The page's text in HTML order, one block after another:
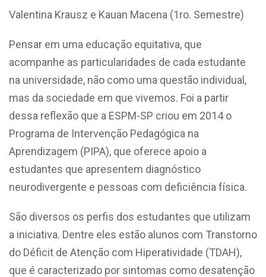
Valentina Krausz e Kauan Macena (1ro. Semestre)
Pensar em uma educação equitativa, que
acompanhe as particularidades de cada estudante
na universidade, não como uma questão individual,
mas da sociedade em que vivemos. Foi a partir
dessa reflexão que a ESPM-SP criou em 2014 o
Programa de Intervenção Pedagógica na
Aprendizagem (PIPA), que oferece apoio a
estudantes que apresentem diagnóstico
neurodivergente e pessoas com deficiência física.
São diversos os perfis dos estudantes que utilizam
a iniciativa. Dentre eles estão alunos com Transtorno
do Déficit de Atenção com Hiperatividade (TDAH),
que é caracterizado por sintomas como desatenção